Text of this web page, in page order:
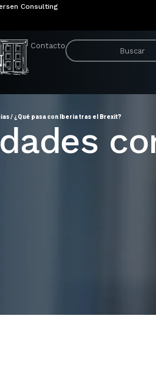
Consulting
Contacto
/ ¿Qué pasa con Iberia tras el Brexit?